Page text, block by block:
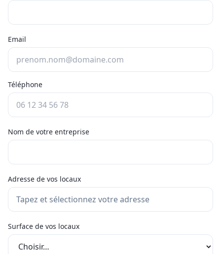
Email
Téléphone
Nom de votre entreprise
Adresse de vos locaux
Surface de vos locaux